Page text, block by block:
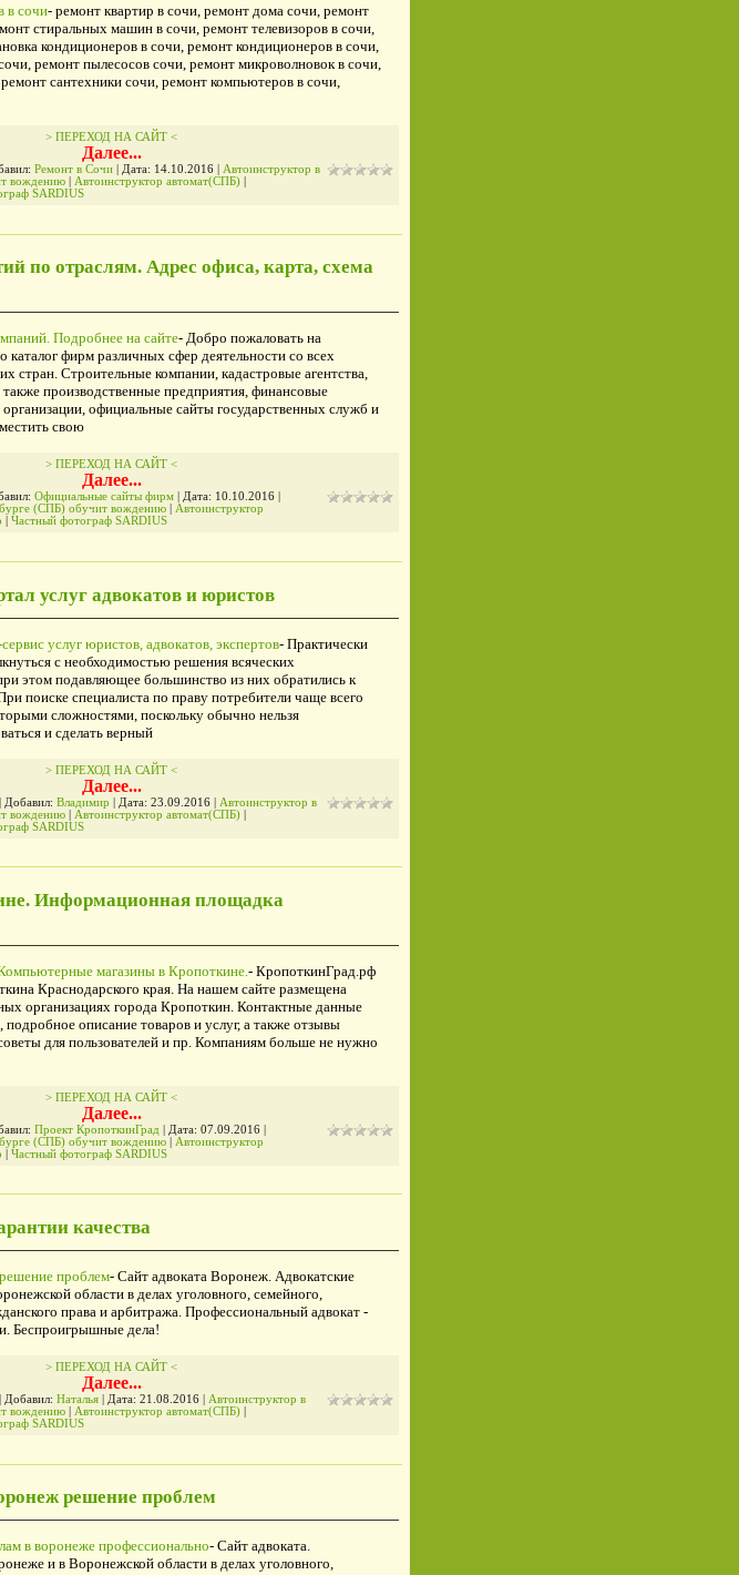
в сочи- ремонт квартир в сочи, ремонт дома сочи, ремонт
стиральных машин в сочи, ремонт телевизоров в сочи,
кондиционеров в сочи, ремонт кондиционеров в сочи,
ремонт пылесосов сочи, ремонт микроволновок в сочи,
сантехники сочи, ремонт компьютеров в сочи,
> ПЕРЕХОД НА САЙТ <
Далее...
Ремонт в Сочи| Дата: 14.10.2016|
Автоинструктор в
вождению| Автоинструктор автомат(СПБ)
SARDIUS
по отраслям. Адрес офиса, карта, схема
Подробнее на сайте- Добро пожаловать на
фирм различных сфер деятельности со всех
стран. Строительные компании, кадастровые агентства,
производственные предприятия, финансовые
официальные сайты государственных служб и
свою
> ПЕРЕХОД НА САЙТ <
Далее...
Официальные сайты фирм| Дата: 10.10.2016|
(СПБ) обучит вождению| Автоинструктор
Частный фотограф SARDIUS
услуг адвокатов и юристов
услуг юристов, адвокатов, экспертов- Практически
с необходимостью решения всяческих
этом подавляющее большинство из них обратились к
поиске специалиста по праву потребители чаще всего
сложностями, поскольку обычно нельзя
и сделать верный
> ПЕРЕХОД НА САЙТ <
Далее...
Добавил: Владимир | Дата: 23.09.2016|
Автоинструктор в
вождению| Автоинструктор автомат(СПБ)
SARDIUS
Информационная площадка
магазины в Кропоткине.- КропоткинГрад.рф
Краснодарского края. На нашем сайте размещена
организациях города Кропоткин. Контактные данные
описание товаров и услуг, а также отзывы
для пользователей и пр. Компаниям больше не нужно
> ПЕРЕХОД НА САЙТ <
Далее...
Проект КропоткинГрад | Дата: 07.09.2016|
(СПБ) обучит вождению|
Автоинструктор
Частный фотограф SARDIUS
качества
проблем- Сайт адвоката Воронеж. Адвокатские
области в делах уголовного, семейного,
права и арбитража. Профессиональный адвокат -
Беспроигрышные дела!
> ПЕРЕХОД НА САЙТ <
Далее...
Добавил: Наталья| Дата: 21.08.2016|
Автоинструктор в
вождению| Автоинструктор автомат(СПБ)
SARDIUS
решение проблем
в воронеже профессионально- Сайт адвоката.
и в Воронежской области в делах уголовного,